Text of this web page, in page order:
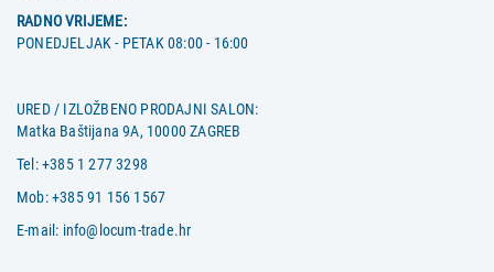
RADNO VRIJEME:
PONEDJELJAK - PETAK 08:00 - 16:00
URED / IZLOŽBENO PRODAJNI SALON:
Matka Baštijana 9A, 10000 ZAGREB
Tel:+385 1 277 3298
Mob:+385 91 156 1567
E-mail: info@locum-trade.hr